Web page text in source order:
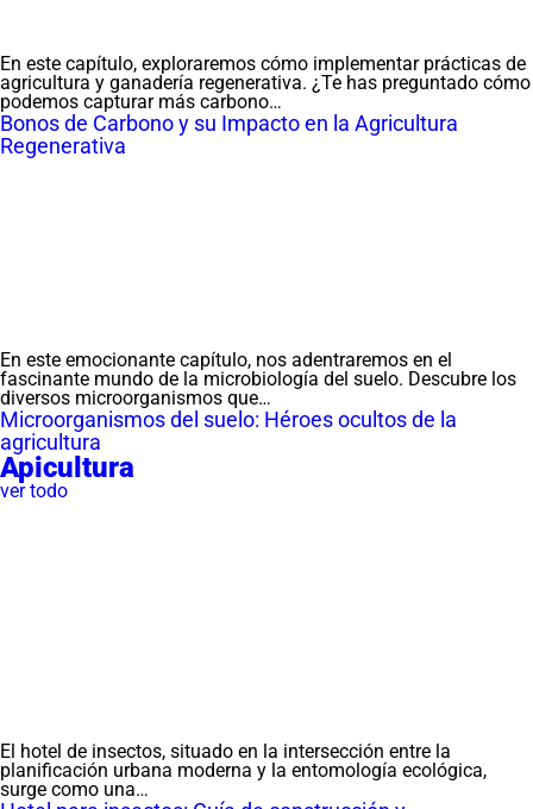
En este capítulo, exploraremos cómo implementar prácticas de
agricultura y ganadería regenerativa. ¿Te has preguntado cómo
podemos capturar más carbono…
Bonos de Carbono y su Impacto en la Agricultura
Regenerativa
En este emocionante capítulo, nos adentraremos en el
fascinante mundo de la microbiología del suelo. Descubre los
diversos microorganismos que…
Microorganismos del suelo: Héroes ocultos de la
agricultura
Apicultura
ver todo
El hotel de insectos, situado en la intersección entre la
planificación urbana moderna y la entomología ecológica,
surge como una…